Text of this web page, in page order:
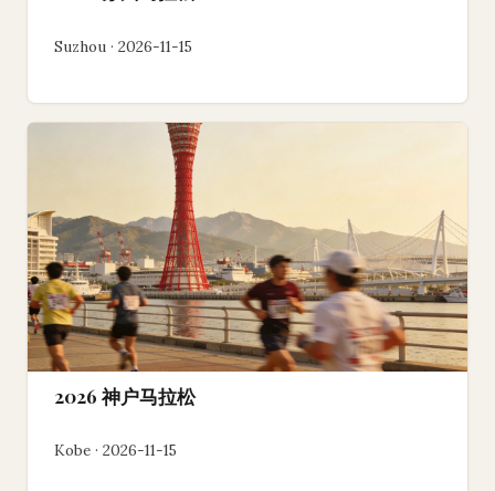
Suzhou · 2026-11-15
2026 神户马拉松
Kobe · 2026-11-15